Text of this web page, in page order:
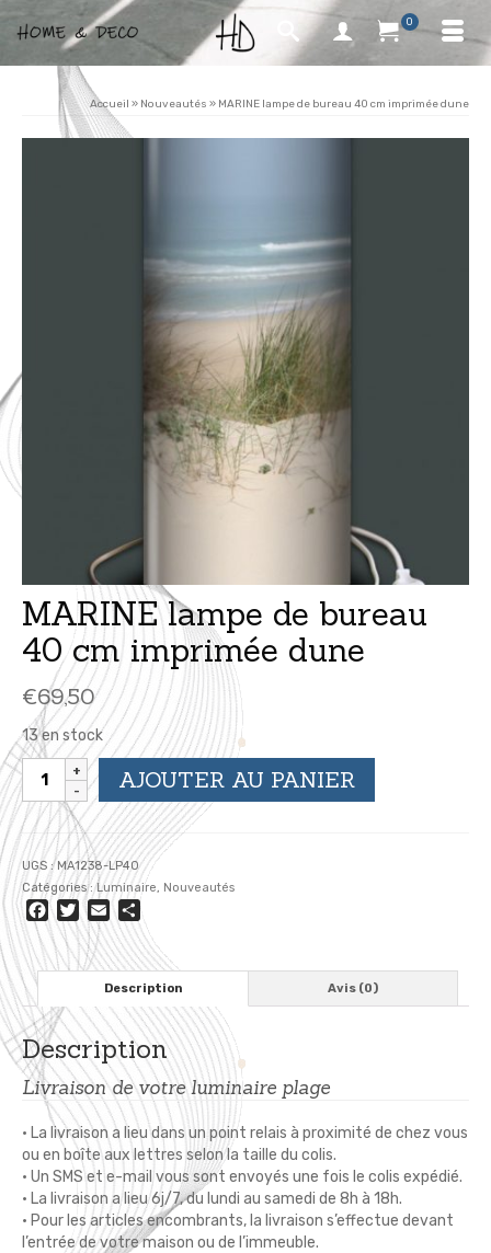
0
Accueil » Nouveautés » MARINE lampe de bureau 40 cm imprimée dune
MARINE lampe de bureau
40 cm imprimée dune
€69,50
13 en stock
quantité
de
MARINE
lampe
de
bureau
40
cm
imprimée
dune
AJOUTER AU PANIER
UGS :MA1238-LP40
Catégories :Luminaire, Nouveautés
Facebook
Twitter
EmailPartager
Description Avis (0)
Description
Livraison de votre luminaire plage
• La livraison a lieu dans un point relais à proximité de chez vous
ou en boîte aux lettres selon la taille du colis.
• Un SMS et e-mail vous sont envoyés une fois le colis expédié.
• La livraison a lieu 6j/7, du lundi au samedi de 8h à 18h.
• Pour les articles encombrants, la livraison s’effectue devant
l’entrée de votre maison ou de l’immeuble.